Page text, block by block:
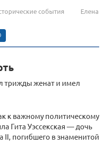
события
Елена
трижды женат и имел
к важному политическому
Гита Уэссекская — дочь
II, погибшего в знаменитой